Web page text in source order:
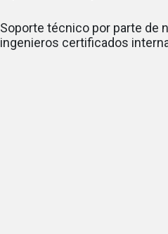
Soporte técnico por parte de
ingenieros certificados